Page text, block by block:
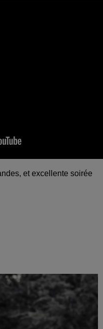
et excellente soirée